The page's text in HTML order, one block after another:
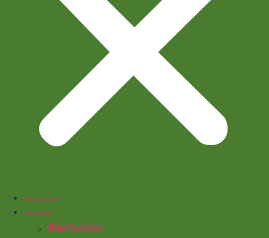
Tentang Kami
Komoditas
Pertanian